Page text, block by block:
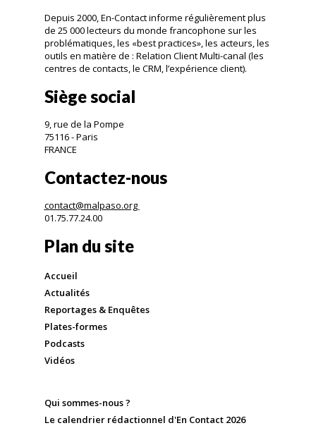
Depuis 2000, En-Contact informe régulièrement plus
de 25 000 lecteurs du monde francophone sur les
problématiques, les «best practices», les acteurs, les
outils en matière de : Relation Client Multi-canal (les
centres de contacts, le CRM, l’expérience client).
Siège social
9, rue de la Pompe
75116 - Paris
FRANCE
Contactez-nous
contact@malpaso.org
01.75.77.24.00
Plan du site
Accueil
Actualités
Reportages & Enquêtes
Plates-formes
Podcasts
Vidéos
Qui sommes-nous ?
Le calendrier rédactionnel d'En Contact 2026